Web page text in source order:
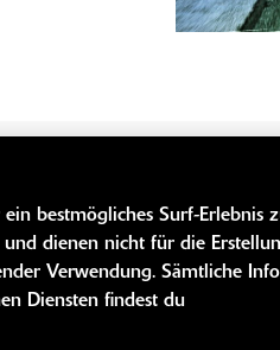
-
WEITERE
Kawasaki
bestmögliches Surf-Erlebnis
dienen nicht für die
Verwendung. Sämtliche
Diensten findest du